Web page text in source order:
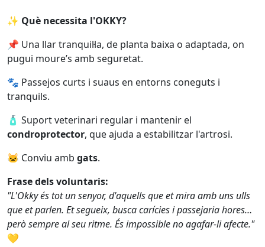
✨ Què necessita l'OKKY?
📌 Una llar tranquil·la, de planta baixa o adaptada, on
pugui moure’s amb seguretat.
🐾 Passejos curts i suaus en entorns coneguts i
tranquils.
🧴 Suport veterinari regular i mantenir el
condroprotector, que ajuda a estabilitzar l'artrosi.
🐱 Conviu amb gats.
Frase dels voluntaris:
"L'Okky és tot un senyor, d'aquells que et mira amb uns ulls
que et parlen. Et segueix, busca carícies i passejaria hores…
però sempre al seu ritme. És impossible no agafar-li afecte."
💛